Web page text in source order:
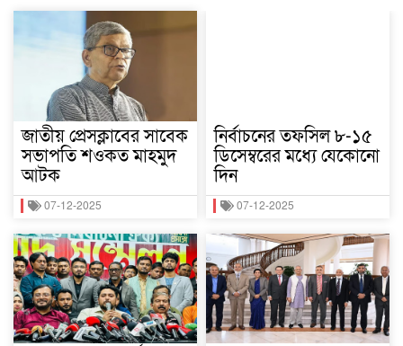
জাতীয় প্রেসক্লাবের সাবেক
সভাপতি শওকত মাহমুদ
আটক
07-12-2025
নির্বাচনের তফসিল ৮-১৫
ডিসেম্বরের মধ্যে যেকোনো
দিন
07-12-2025